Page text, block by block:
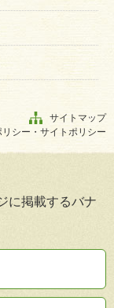
サイトマップ
シー・サイトポリシー
に掲載するバナ